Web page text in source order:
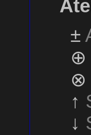
±
⊕
⊗
↑
↓